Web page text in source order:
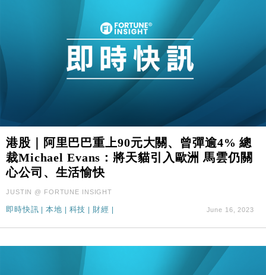
港股｜阿里巴巴重上90元大關、曾彈逾4% 總
裁Michael Evans：將天貓引入歐洲 馬雲仍關
心公司、生活愉快
JUSTIN @ FORTUNE INSIGHT
即時快訊 |本地 科技 財經 June 16, 2023